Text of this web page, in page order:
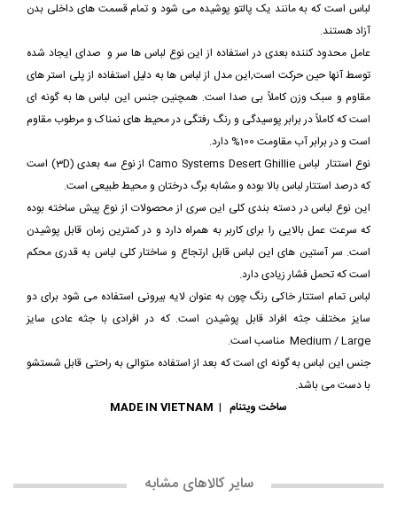
لباس است که به مانند یک پالتو پوشیده می شود و تمام قسمت های داخلی بدن
آزاد هستند.
عامل محدود کننده بعدی در استفاده از این نوع لباس ها سر و صدای ایجاد شده
توسط آنها حین حرکت است,این مدل از لباس ها به دلیل استفاده از پلی استر های
مقاوم و سبک وزن کاملاً بی صدا است. همچنین جنس این لباس ها به گونه ای
است که کاملاً در برابر پوسیدگی و رنگ رفتگی در محیط های نمناک و مرطوب مقاوم
است و در برابر آب مقاومت 100% دارد.
نوع استتار لباس Camo Systems Desert Ghillie از نوع سه بعدی (3D) است
که درصد استتار لباس بالا بوده و مشابه برگ درختان و محیط طبیعی است.
این نوع لباس در دسته بندی کلی این سری از محصولات از نوع پیش ساخته بوده
که سرعت عمل بالایی را برای کاربر به همراه دارد و در کمترین زمان قابل پوشیدن
است. سر آستین های این لباس قابل ارتجاع و ساختار کلی لباس به قدری محکم
است که تحمل فشار زیادی دارد.
لباس تمام استتار خاکی رنگ چون به عنوان لایه بیرونی استفاده می شود برای دو
سایز مختلف جثه افراد قابل پوشیدن است. که در افرادی با جثه عادی سایز
Medium / Large مناسب است.
جنس این لباس به گونه ای است که بعد از استفاده متوالی به راحتی قابل شستشو
با دست می باشد.
ساخت ویتنام | MADE IN VIETNAM
سایر کالاهای مشابه